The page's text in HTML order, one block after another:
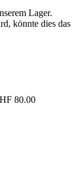
Lager.
könnte dies das
80.00